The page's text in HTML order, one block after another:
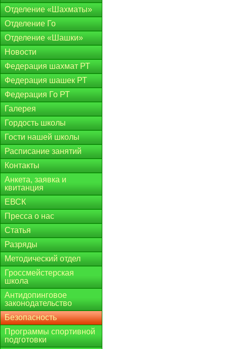
Отделение «Шахматы»
Отделение Го
Отделение «Шашки»
Новости
Федерация шахмат РТ
Федерация шашек РТ
Федерация Го РТ
Галерея
Гордость школы
Гости нашей школы
Расписание занятий
Контакты
Анкета, заявка и
квитанция
ЕВСК
Пресса о нас
Статья
Разряды
Методический отдел
Гроссмейстерская
школа
Антидопинговое
законодательство
Безопасность
Программы спортивной
подготовки